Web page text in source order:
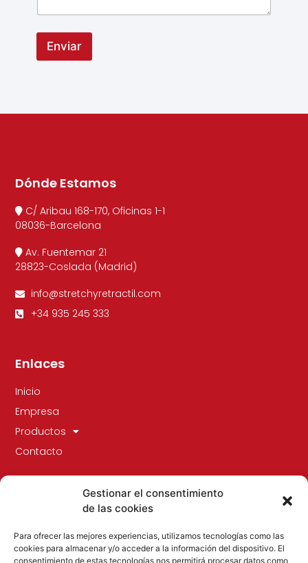
Gestionar el consentimiento
de las cookies
Para ofrecer las mejores experiencias, utilizamos tecnologías como las
cookies para almacenar y/o acceder a la información del dispositivo. El
consentimiento de estas tecnologías nos permitirá procesar datos como
Enviar
Enlaces
Inicio
Empresa
Productos
Contacto
Dónde Estamos
C/ Aribau 168-170, Oficinas 1-1
08036-Barcelona
Av. Fuentemar 21
28823-Coslada (Madrid)
info@stretchyretractil.com
+34 935 245 333